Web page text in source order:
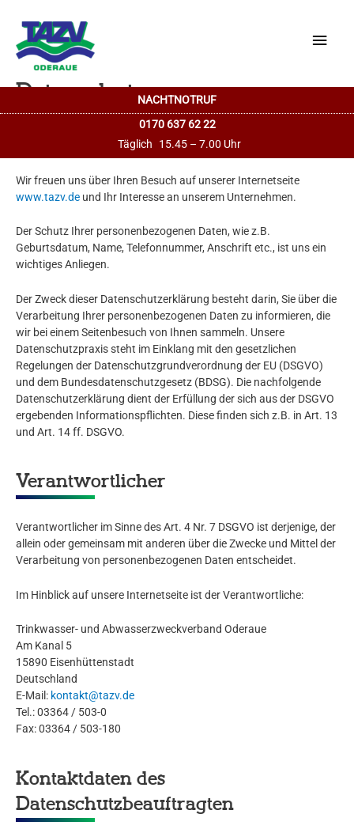
NACHTNOTRUF
0170 637 62 22
Täglich
15.45 – 7.00 Uhr
Datenschutz
Wir freuen uns über Ihren Besuch auf unserer Internetseite
www.tazv.de und Ihr Interesse an unserem Unternehmen.
Der Schutz Ihrer personenbezogenen Daten, wie z.B.
Geburtsdatum, Name, Telefonnummer, Anschrift etc., ist uns ein
wichtiges Anliegen.
Der Zweck dieser Datenschutzerklärung besteht darin, Sie über die
Verarbeitung Ihrer personenbezogenen Daten zu informieren, die
wir bei einem Seitenbesuch von Ihnen sammeln. Unsere
Datenschutzpraxis steht im Einklang mit den gesetzlichen
Regelungen der Datenschutzgrundverordnung der EU (DSGVO)
und dem Bundesdatenschutzgesetz (BDSG). Die nachfolgende
Datenschutzerklärung dient der Erfüllung der sich aus der DSGVO
ergebenden Informationspflichten. Diese finden sich z.B. in Art. 13
und Art. 14 ff. DSGVO.
Verantwortlicher
Verantwortlicher im Sinne des Art. 4 Nr. 7 DSGVO ist derjenige, der
allein oder gemeinsam mit anderen über die Zwecke und Mittel der
Verarbeitung von personenbezogenen Daten entscheidet.
Im Hinblick auf unsere Internetseite ist der Verantwortliche:
Trinkwasser- und Abwasserzweckverband Oderaue
Am Kanal 5
15890 Eisenhüttenstadt
Deutschland
E-Mail: kontakt@tazv.de
Tel.: 03364 / 503-0
Fax: 03364 / 503-180
Kontaktdaten des
Datenschutzbeauftragten